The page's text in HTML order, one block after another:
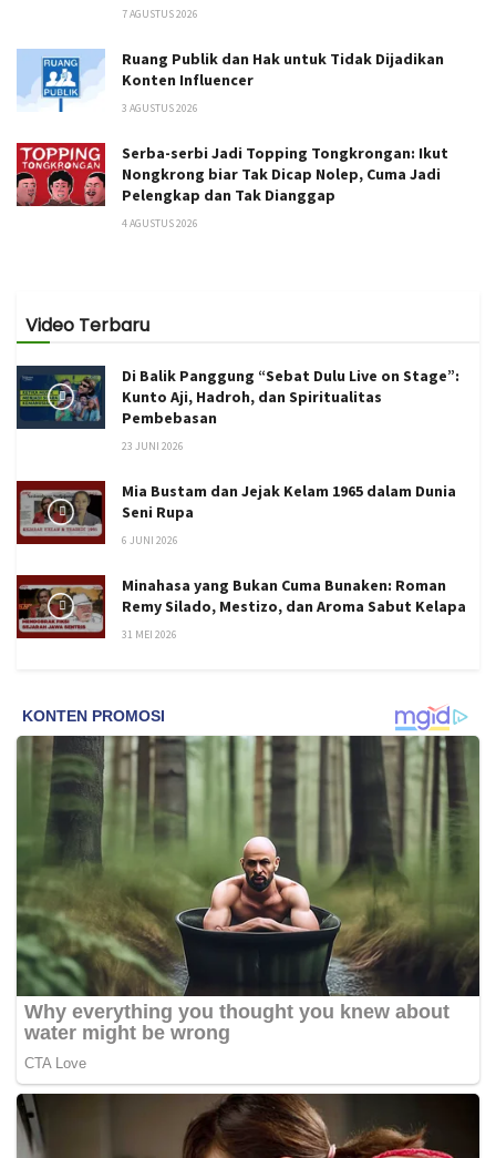
7 AGUSTUS 2026
Ruang Publik dan Hak untuk Tidak Dijadikan
Konten Influencer
3 AGUSTUS 2026
Serba-serbi Jadi Topping Tongkrongan: Ikut
Nongkrong biar Tak Dicap Nolep, Cuma Jadi
Pelengkap dan Tak Dianggap
4 AGUSTUS 2026
Video Terbaru
Di Balik Panggung “Sebat Dulu Live on Stage”:
Kunto Aji, Hadroh, dan Spiritualitas
Pembebasan
23 JUNI 2026
Mia Bustam dan Jejak Kelam 1965 dalam Dunia
Seni Rupa
6 JUNI 2026
Minahasa yang Bukan Cuma Bunaken: Roman
Remy Silado, Mestizo, dan Aroma Sabut Kelapa
31 MEI 2026